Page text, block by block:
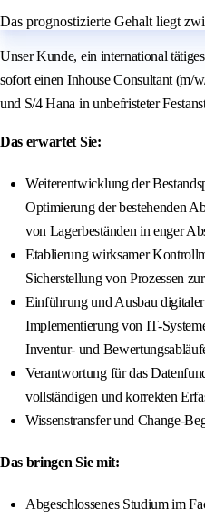
Das prognostizierte Gehalt liegt
Unser Kunde, ein international
sofort einen Inhouse Consultant (m/
und S/4 Hana in unbefristeter
Das erwartet Sie:
Weiterentwicklung der
Optimierung der bestehenden
von Lagerbeständen in enger
Etablierung wirksamer
Sicherstellung von Prozessen
Einführung und Ausbau
Implementierung von IT-
Inventur- und
Verantwortung für das
vollständigen und korrekten
Wissenstransfer und Change-
Das bringen Sie mit:
Abgeschlossenes Studium im